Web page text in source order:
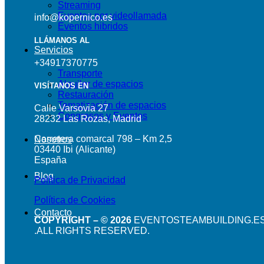
Streaming
Eventos por videollamada
Eventos hibridos
Servicios
Transporte
Alquiler de espacios
Restauración
Tematización de espacios
Congresos y Eventos
Nosotros
Blog
Contacto
info@kopernico.es
LLÁMANOS AL
+34917370775
VISÍTANOS EN
Calle Varsovia 27
28232 Las Rozas, Madrid
Carretera comarcal 798 – Km 2,5
03440 Ibi (Alicante)
España
Política de Privacidad
Política de Cookies
COPYRIGHT – © 2026
.ALL RIGHTS RESERVED.